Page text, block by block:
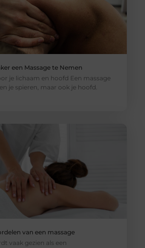
een Massage te Nemen
je lichaam en hoofd Een massage
je spieren, maar ook je hoofd.
van een massage
vaak gezien als een